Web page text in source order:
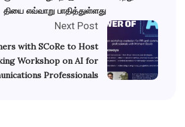
தியை எவ்வாறு பாதித்துள்ளது
Next Post
with SCoRe to Host
Workshop on AI for
Professionals